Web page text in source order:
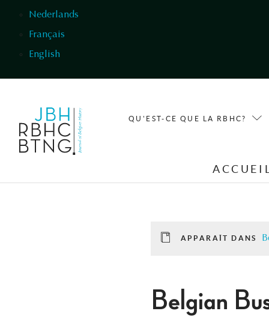
Nederlands
Français
English
QU'EST-CE QUE LA RBHC?
APPARAÎT DANS
Belgian